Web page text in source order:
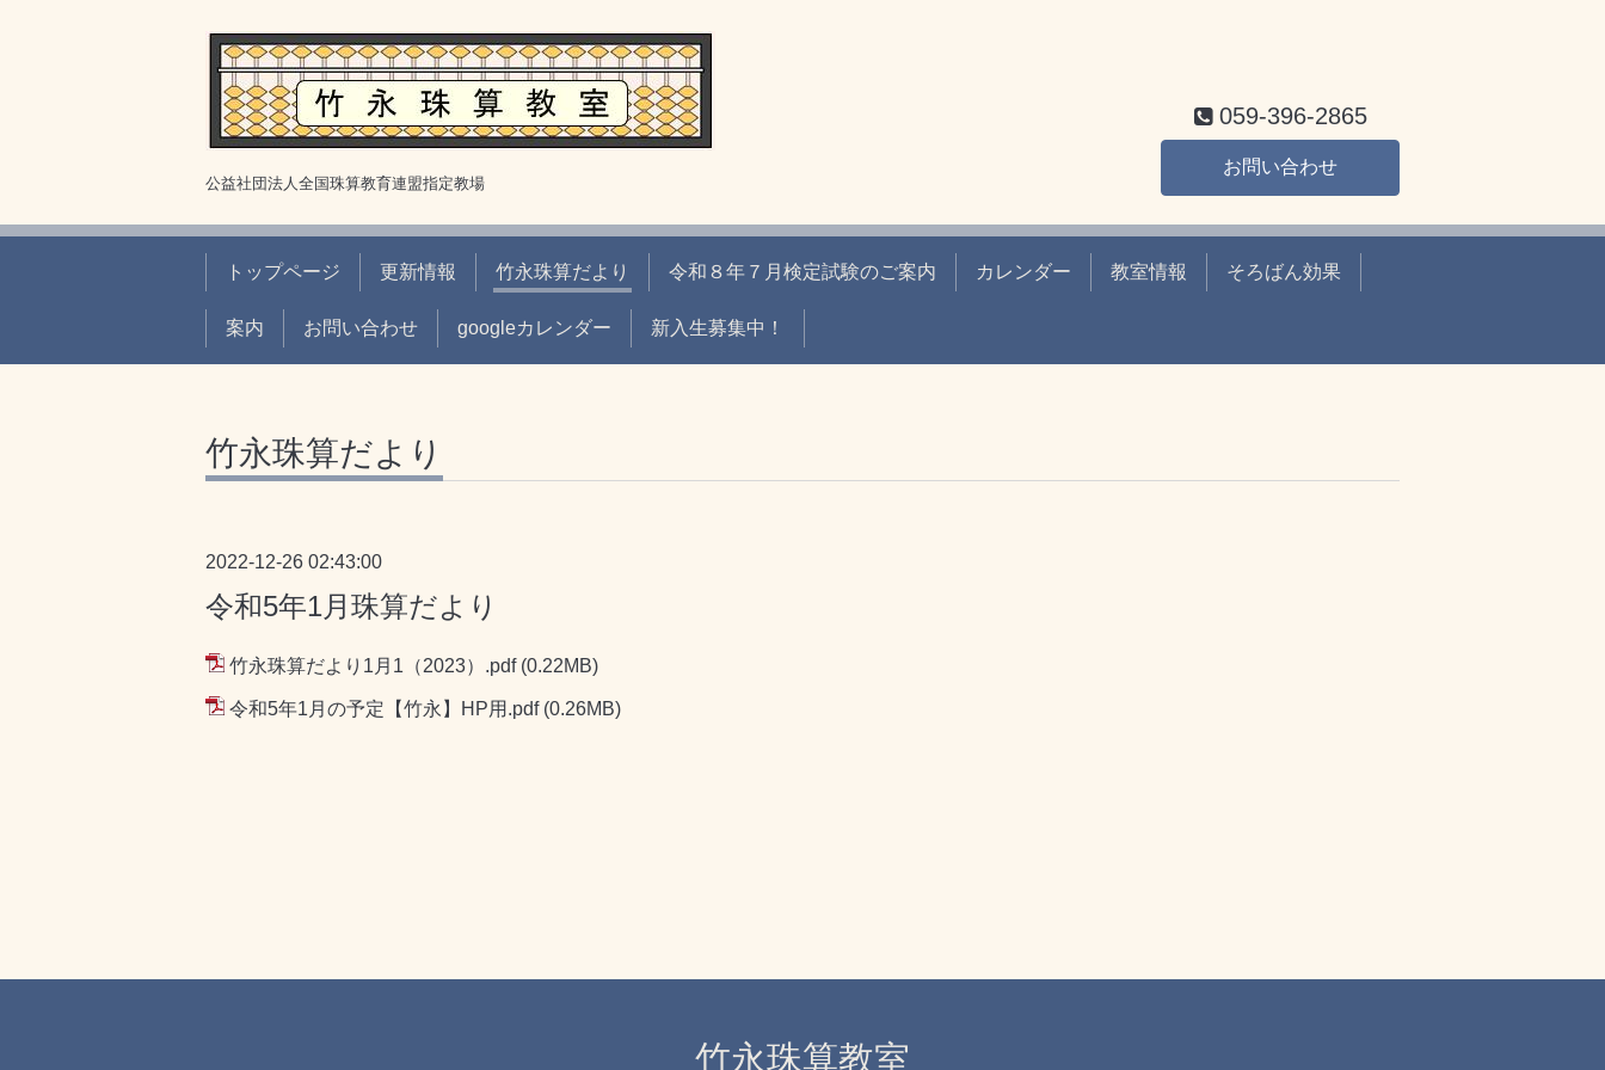
公益社団法人全国珠算教育連盟指定教場
059-396-2865
お問い合わせ
トップページ 更新情報 竹永珠算だより 令和８年７月検定試験のご案内 カレンダー 教室情報 そろばん効果
案内 お問い合わせ googleカレンダー 新入生募集中！
竹永珠算だより
2022-12-26 02:43:00
令和5年1月珠算だより
竹永珠算だより1月1（2023）.pdf (0.22MB)
令和5年1月の予定【竹永】HP用.pdf (0.26MB)
竹永珠算教室